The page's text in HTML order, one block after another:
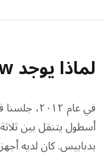
لماذا يوجد AVLView
في عام
أسطول يتنقل بين